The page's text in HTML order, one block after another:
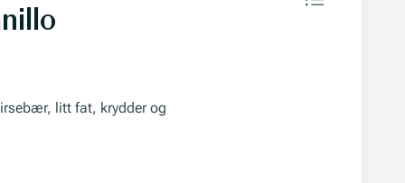
litt fat, krydder og